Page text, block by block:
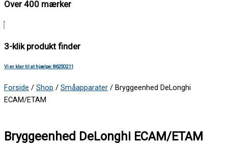
Over 400 mærker
3-klik produkt finder
Vi er klar til at hjælpe: 86250211
Forside / Shop / Småapparater / Bryggeenhed DeLonghi
ECAM/ETAM
Bryggeenhed DeLonghi ECAM/ETAM